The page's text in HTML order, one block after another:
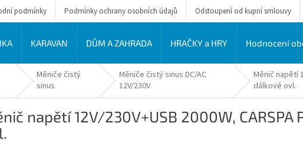
podmínky Podmínky ochrany osobních údajů Odstoupení od kupní smlouvy
KARAVAN DŮM A ZAHRADA HRAČKY a HRY Hodnocení
Měniče čistý
sinus
Měniče čistý sinus DC/AC
12V/230V
Měnič napětí
dálkové ovl.
napětí 12V/230V+USB 2000W,